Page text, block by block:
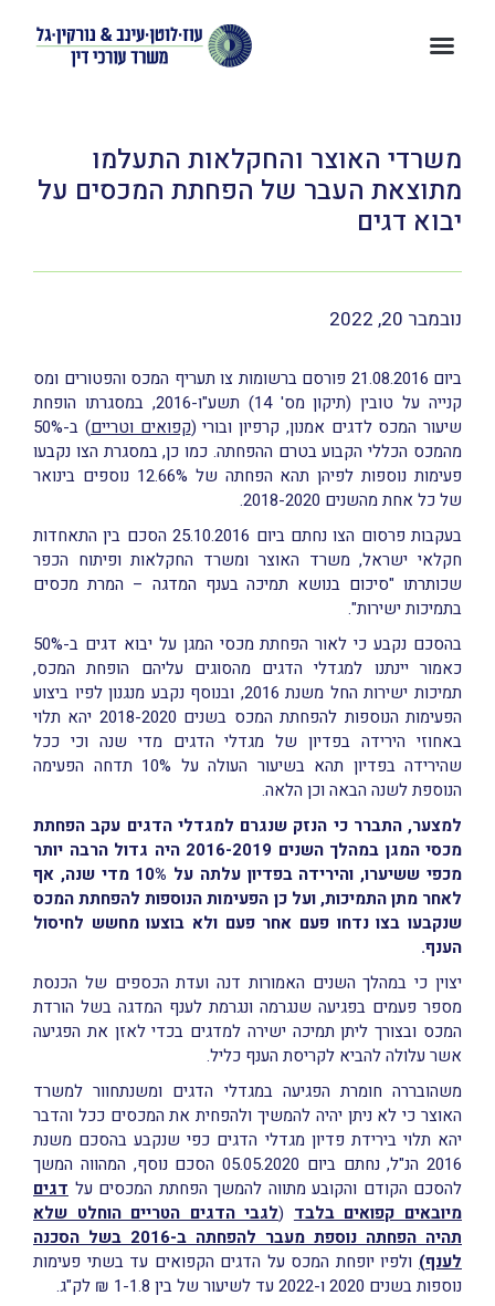
משרדי האוצר והחקלאות התעלמו
מתוצאת העבר של הפחתת המכסים על
יבוא דגים
נובמבר 20, 2022
ביום 21.08.2016 פורסם ברשומות צו תעריף המכס והפטורים ומס
קנייה על טובין (תיקון מס' 14) תשע"ו-2016, במסגרתו הופחת
שיעור המכס לדגים אמנון, קרפיון ובורי (קפואים וטריים
) ב-50%
מהמכס הכללי הקבוע בטרם ההפחתה. כמו כן, במסגרת הצו נקבעו
פעימות נוספות לפיהן תהא הפחתה של 12.66% נוספים בינואר
של כל אחת מהשנים 2018-2020.
בעקבות פרסום הצו נחתם ביום 25.10.2016 הסכם בין התאחדות
חקלאי ישראל, משרד האוצר ומשרד החקלאות ופיתוח הכפר
שכותרתו "סיכום בנושא תמיכה בענף המדגה – המרת מכסים
בתמיכות ישירות".
בהסכם נקבע כי לאור הפחתת מכסי המגן על יבוא דגים ב-50%
כאמור יינתנו למגדלי הדגים מהסוגים עליהם הופחת המכס,
תמיכות ישירות החל משנת 2016, ובנוסף נקבע מנגנון לפיו ביצוע
הפעימות הנוספות להפחתת המכס בשנים 2018-2020 יהא תלוי
באחוזי הירידה בפדיון של מגדלי הדגים מדי שנה וכי ככל
שהירידה בפדיון תהא בשיעור העולה על 10% תדחה הפעימה
הנוספת לשנה הבאה וכן הלאה.
למצער, התברר כי הנזק שנגרם למגדלי הדגים עקב הפחתת
מכסי המגן במהלך השנים 2016-2019 היה גדול הרבה יותר
מכפי ששיערו, והירידה בפדיון עלתה על 10% מדי שנה, אף
לאחר מתן התמיכות, ועל כן הפעימות הנוספות להפחתת המכס
שנקבעו בצו נדחו פעם אחר פעם ולא בוצעו מחשש לחיסול
הענף.
יצוין כי במהלך השנים האמורות דנה ועדת הכספים של הכנסת
מספר פעמים בפגיעה שנגרמה ונגרמת לענף המדגה בשל הורדת
המכס ובצורך ליתן תמיכה ישירה למדגים בכדי לאזן את הפגיעה
אשר עלולה להביא לקריסת הענף כליל.
משהובררה חומרת הפגיעה במגדלי הדגים ומשנתחוור למשרד
האוצר כי לא ניתן יהיה להמשיך ולהפחית את המכסים ככל והדבר
יהא תלוי בירידת פדיון מגדלי הדגים כפי שנקבע בהסכם משנת
2016 הנ"ל, נחתם ביום 05.05.2020 הסכם נוסף, המהווה המשך
להסכם הקודם והקובע מתווה להמשך הפחתת המכסים על דגים
מיובאים קפואים בלבד (לגבי הדגים הטריים הוחלט שלא
תהיה הפחתה נוספת מעבר להפחתה ב-2016 בשל הסכנה
לענף) ולפיו יופחת המכס על הדגים הקפואים עד בשתי פעימות
נוספות בשנים 2020 ו-2022 עד לשיעור של בין 1-1.8 ₪ לק"ג.